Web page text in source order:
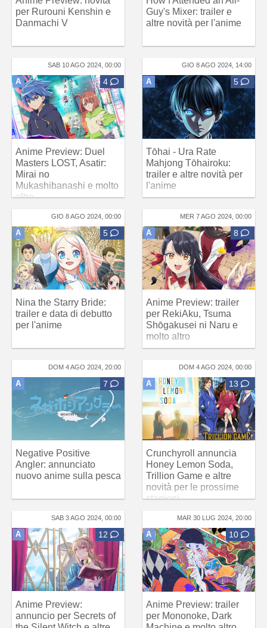
per Rurouni Kenshin e
Danmachi V
Guy's Mixer: trailer e
altre novità per l'anime
SAB 10 AGO 2024, 00:00
A 4
Anime Preview: Duel
Masters LOST, Asatir:
Mirai no
Mukashibanashi e molto
altro
GIO 8 AGO 2024, 14:00
A 5
Tōhai - Ura Rate
Mahjong Tōhairoku:
trailer e altre novità per
l'anime
GIO 8 AGO 2024, 00:00
A 5
Nina the Starry Bride:
trailer e data di debutto
per l'anime
MER 7 AGO 2024, 00:00
A 8
Anime Preview: trailer
per RekiAku, Tsuma
Shōgakusei ni Naru e
molto altro
DOM 4 AGO 2024, 20:00
A 7
Negative Positive
Angler: annunciato
nuovo anime sulla pesca
DOM 4 AGO 2024, 00:00
A 13
Crunchyroll annuncia
Honey Lemon Soda,
Trillion Game e altre
novità per le prossime
stagioni
SAB 3 AGO 2024, 00:00
A 12
Anime Preview:
annuncio per Secrets of
MAR 30 LUG 2024, 20:00
A 10
Anime Preview: trailer
per Mononoke, Dark